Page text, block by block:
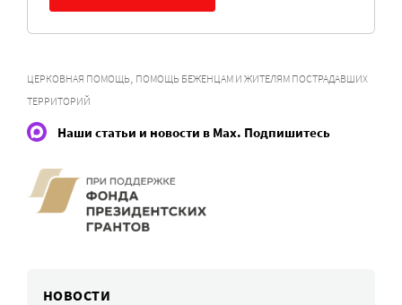
ЦЕРКОВНАЯ ПОМОЩЬ, ПОМОЩЬ БЕЖЕНЦАМ И ЖИТЕЛЯМ ПОСТРАДАВШИХ
ТЕРРИТОРИЙ
Наши статьи и новости в Max. Подпишитесь
НОВОСТИ